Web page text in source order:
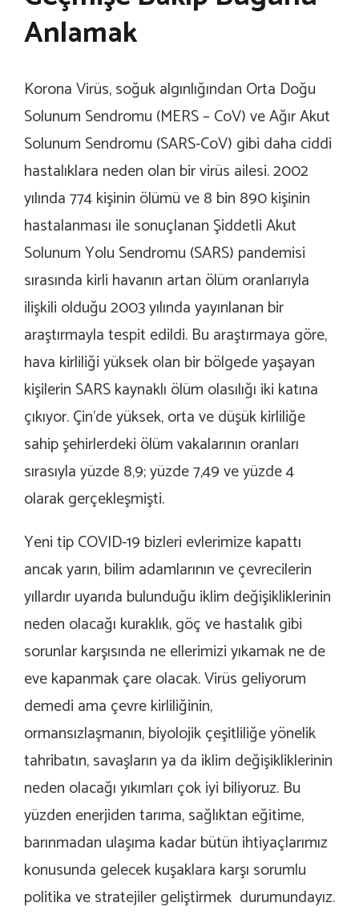
Anlamak
Korona Virüs, soğuk algınlığından Orta Doğu
Solunum Sendromu (MERS – CoV) ve Ağır Akut
Solunum Sendromu (SARS-CoV) gibi daha ciddi
hastalıklara neden olan bir virüs ailesi. 2002
yılında 774 kişinin ölümü ve 8 bin 890 kişinin
hastalanması ile sonuçlanan Şiddetli Akut
Solunum Yolu Sendromu (SARS) pandemisi
sırasında kirli havanın artan ölüm oranlarıyla
ilişkili olduğu 2003 yılında yayınlanan bir
araştırmayla tespit edildi. Bu araştırmaya göre,
hava kirliliği yüksek olan bir bölgede yaşayan
kişilerin SARS kaynaklı ölüm olasılığı iki katına
çıkıyor. Çin’de yüksek, orta ve düşük kirliliğe
sahip şehirlerdeki ölüm vakalarının oranları
sırasıyla yüzde 8,9; yüzde 7,49 ve yüzde 4
olarak gerçekleşmişti.
Yeni tip COVID-19 bizleri evlerimize kapattı
ancak yarın, bilim adamlarının ve çevrecilerin
yıllardır uyarıda bulunduğu iklim değişikliklerinin
neden olacağı kuraklık, göç ve hastalık gibi
sorunlar karşısında ne ellerimizi yıkamak ne de
eve kapanmak çare olacak. Virüs geliyorum
demedi ama çevre kirliliğinin,
ormansızlaşmanın, biyolojik çeşitliliğe yönelik
tahribatın, savaşların ya da iklim değişikliklerinin
neden olacağı yıkımları çok iyi biliyoruz. Bu
yüzden enerjiden tarıma, sağlıktan eğitime,
barınmadan ulaşıma kadar bütün ihtiyaçlarımız
konusunda gelecek kuşaklara karşı sorumlu
politika ve stratejiler geliştirmek durumundayız.